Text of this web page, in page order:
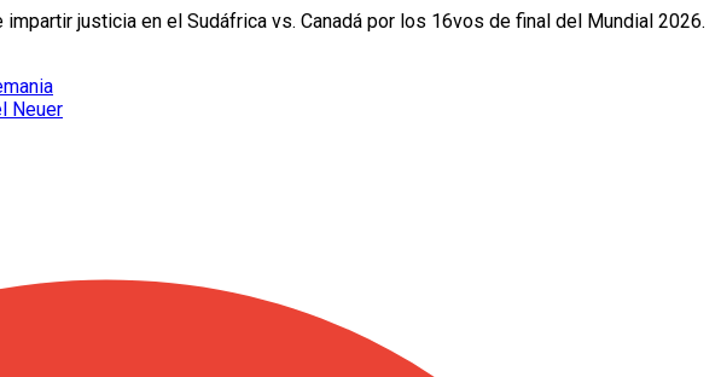
justicia en el Sudáfrica vs. Canadá por los 16vos de final del Mundial 2026.
Neuer